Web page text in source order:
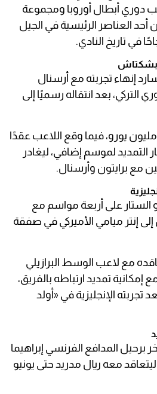
دوري أبطال أوروبا ومجموعة
أحد العناصر الرئيسية في الجيل
في تاريخ النادي.
بشكتاش
إنهاء تجربته مع أرسنال
بعد انتقاله رسميًا إلى
وبلغت قيمة الصفقة 18 مليون يورو، فيما وقع اللاعب عقدًا
التمديد لموسم إضافي، ليغادر
مع برايتون وأرسنال.
الستار على أربعة مواسم مع
إلى إنتر ميامي الأميركي في صفقة
مع لاعب الوسط البرازيلي
نهاية موسم 2027، مع إمكانية تمديد ارتباطه بالفريق،
تجربته الإنجليزية في «أولد
برحيل المدافع الفرنسي إبراهيما
معه ريال مدريد حتى يونيو